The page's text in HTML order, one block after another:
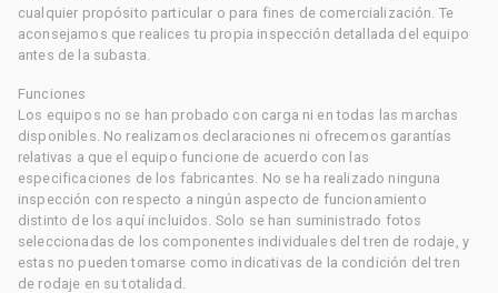
cualquier propósito particular o para fines de comercialización. Te
aconsejamos que realices tu propia inspección detallada del equipo
antes de la subasta.
Funciones
Los equipos no se han probado con carga ni en todas las marchas
disponibles. No realizamos declaraciones ni ofrecemos garantías
relativas a que el equipo funcione de acuerdo con las
especificaciones de los fabricantes. No se ha realizado ninguna
inspección con respecto a ningún aspecto de funcionamiento
distinto de los aquí incluidos. Solo se han suministrado fotos
seleccionadas de los componentes individuales del tren de rodaje, y
estas no pueden tomarse como indicativas de la condición del tren
de rodaje en su totalidad.